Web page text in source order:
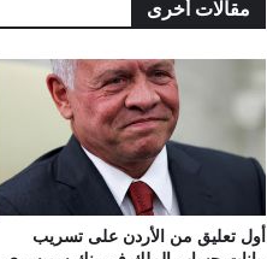
مقالات أخرى
أول تعليق من الأردن على تسريب